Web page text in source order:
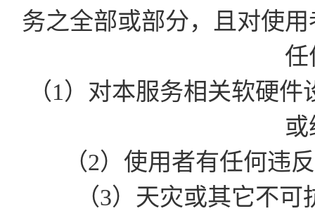
务之全部或部分，且对使
任
（1）对本服务相关软硬
或
（2）使用者有任何违
（3）天灾或其它不